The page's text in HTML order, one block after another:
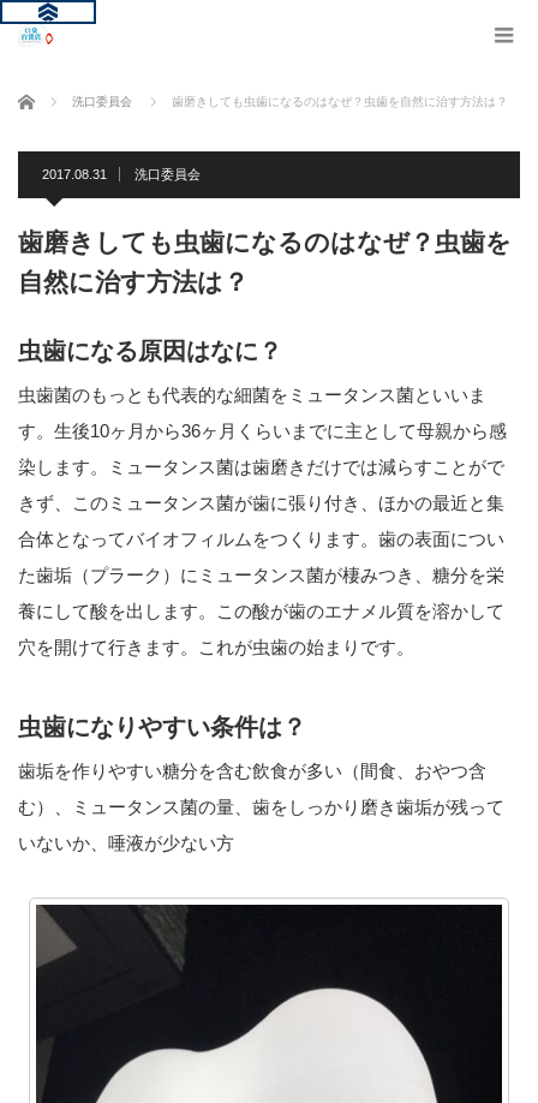
ホーム 洗口委員会 歯磨きしても虫歯になるのはなぜ？虫歯を自然に治す方法は？
2017.08.31 洗口委員会
歯磨きしても虫歯になるのはなぜ？虫歯を
自然に治す方法は？
虫歯になる原因はなに？
虫歯菌のもっとも代表的な細菌をミュータンス菌といいま
す。生後10ヶ月から36ヶ月くらいまでに主として母親から感
染します。ミュータンス菌は歯磨きだけでは減らすことがで
きず、このミュータンス菌が歯に張り付き、ほかの最近と集
合体となってバイオフィルムをつくります。歯の表面につい
た歯垢（プラーク）にミュータンス菌が棲みつき、糖分を栄
養にして酸を出します。この酸が歯のエナメル質を溶かして
穴を開けて行きます。これが虫歯の始まりです。
虫歯になりやすい条件は？
歯垢を作りやすい糖分を含む飲食が多い（間食、おやつ含
む）、ミュータンス菌の量、歯をしっかり磨き歯垢が残って
いないか、唾液が少ない方